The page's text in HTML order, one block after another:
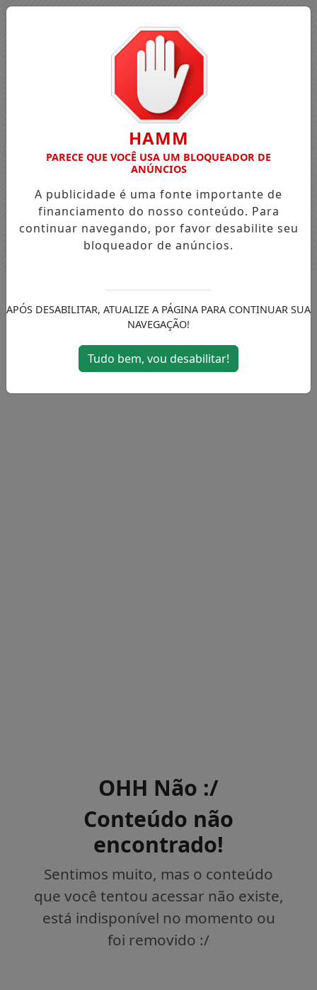
OHH Não :/
Conteúdo não
encontrado!
Sentimos muito, mas o conteúdo
que você tentou acessar não existe,
está indisponível no momento ou
foi removido :/
HAMM
PARECE QUE VOCÊ USA UM BLOQUEADOR DE
ANÚNCIOS
A publicidade é uma fonte importante de
financiamento do nosso conteúdo. Para
continuar navegando, por favor desabilite seu
bloqueador de anúncios.
APÓS DESABILITAR, ATUALIZE A PÁGINA PARA CONTINUAR SUA
NAVEGAÇÃO!
Tudo bem, vou desabilitar!